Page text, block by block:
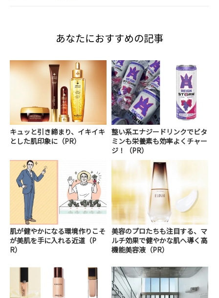
あなたにおすすめの記事
キュッと引き締まり、イキイキ
とした肌印象に（PR）
整い系エナジードリンクでビタ
ミンも栄養素も効率よくチャー
ジ！（PR）
肌が健やかになる環境作りこそ
が美肌を手に入れる近道（P
R）
美容のプロたちも注目する、マ
ルチ効果で健やかな肌へ導く高
機能美容液（PR）